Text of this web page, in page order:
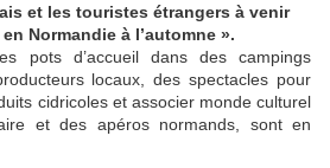
et les touristes étrangers à venir
Normandie à l’automne ».
pots d’accueil dans des campings
locaux, des spectacles pour
cidricoles et associer monde culturel
et des apéros normands, sont en